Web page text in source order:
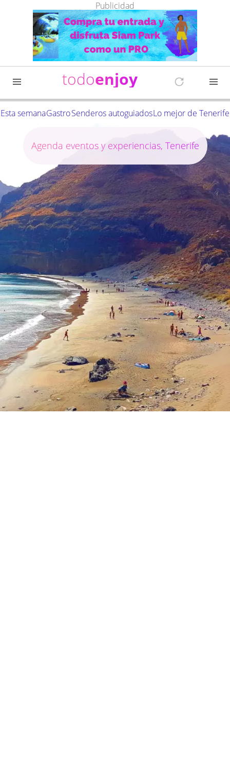
Publicidad
todoenjoy
Esta semanaGastroSenderos autoguiadosLo mejor de Tenerife
Agenda eventos y experiencias, Tenerife